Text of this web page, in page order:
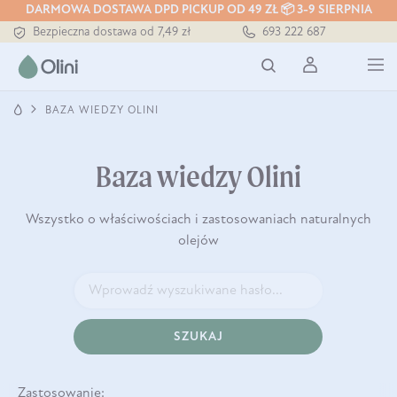
DARMOWA DOSTAWA DPD PICKUP OD 49 ZŁ 📦 3-9 SIERPNIA
Bezpieczna dostawa od 7,49 zł
Darmowa dostawa od 199 zł
Tłoczony zawsze na zimno
693 222 687
BAZA WIEDZY OLINI
Baza wiedzy Olini
Wszystko o właściwościach i zastosowaniach naturalnych
olejów
SZUKAJ
Zastosowanie: